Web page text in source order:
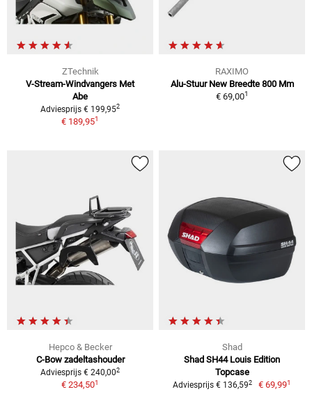
ZTechnik
V-Stream-Windvangers Met
Abe
Adviesprijs € 199,952
€ 189,951
RAXIMO
Alu-Stuur New Breedte 800 Mm
€ 69,001
Hepco & Becker
C-Bow zadeltashouder
Adviesprijs € 240,002
€ 234,501
Shad
Shad SH44 Louis Edition
Topcase
Adviesprijs € 136,592 € 69,991